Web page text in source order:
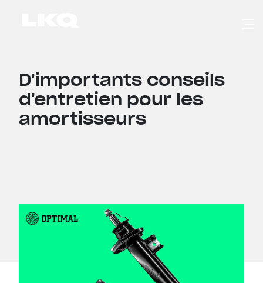
D'importants conseils
d'entretien pour les
amortisseurs